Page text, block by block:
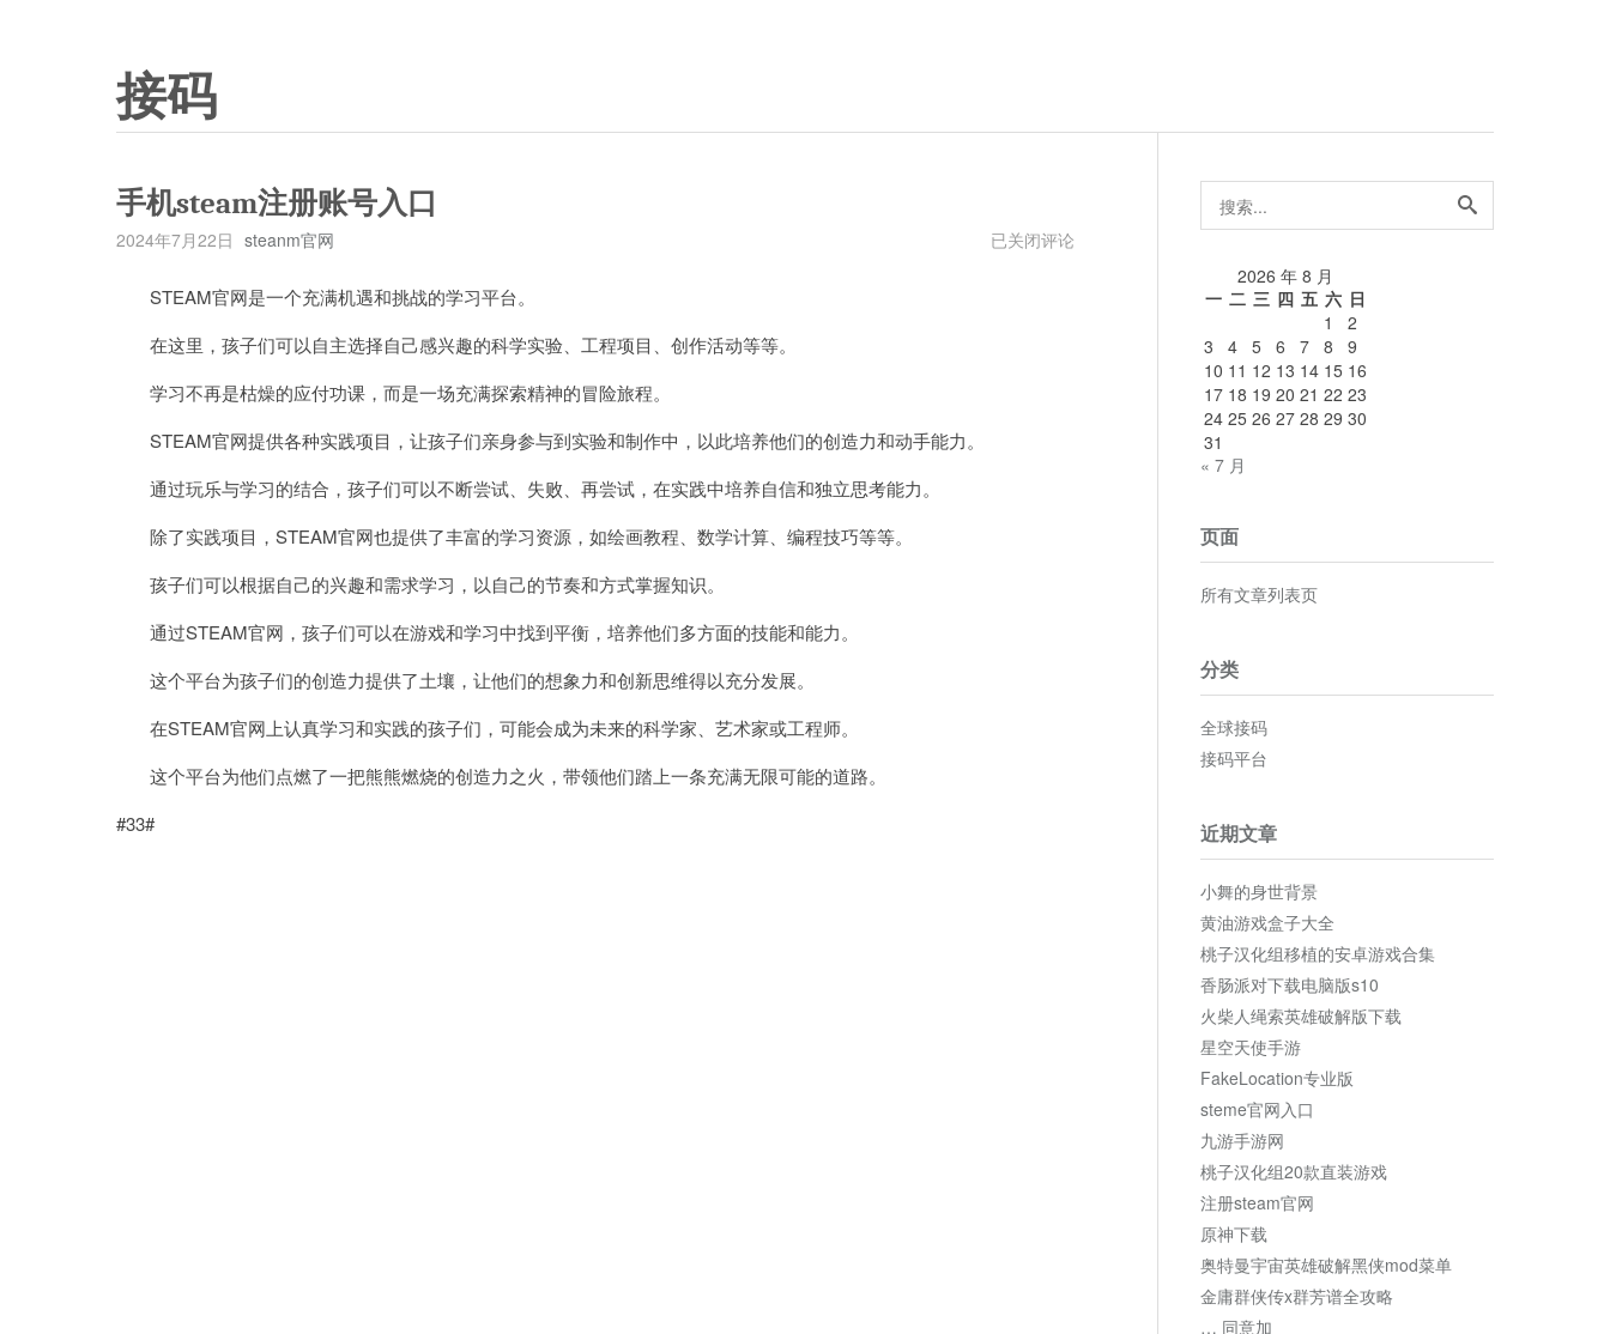
接码
手机steam注册账号入口
2024年7月22日 steanm官网
手
已关闭评论
STEAM官网是一个充满机遇和挑战的学习平台。
在这里，孩子们可以自主选择自己感兴趣的科学实验、工程项目、创作活动等等。
学习不再是枯燥的应付功课，而是一场充满探索精神的冒险旅程。
STEAM官网提供各种实践项目，让孩子们亲身参与到实验和制作中，以此培养他们的创造力和动手能力。
通过玩乐与学习的结合，孩子们可以不断尝试、失败、再尝试，在实践中培养自信和独立思考能力。
除了实践项目，STEAM官网也提供了丰富的学习资源，如绘画教程、数学计算、编程技巧等等。
孩子们可以根据自己的兴趣和需求学习，以自己的节奏和方式掌握知识。
通过STEAM官网，孩子们可以在游戏和学习中找到平衡，培养他们多方面的技能和能力。
这个平台为孩子们的创造力提供了土壤，让他们的想象力和创新思维得以充分发展。
在STEAM官网上认真学习和实践的孩子们，可能会成为未来的科学家、艺术家或工程师。
这个平台为他们点燃了一把熊熊燃烧的创造力之火，带领他们踏上一条充满无限可能的道路。
#33#
搜
索...
2026 年 8 月
一 二 三 四 五 六 日
1
2
3
4 5 6 7 8
9
10 11 12 13 14 15 16
17 18 19 20 21 22 23
24 25 26 27 28 29 30
31
« 7 月
页面
所有文章列表页
分类
全球接码
接码平台
近期文章
小舞的身世背景
黄油游戏盒子大全
桃子汉化组移植的安卓游戏合集
香肠派对下载电脑版s10
火柴人绳索英雄破解版下载
星空天使手游
FakeLocation专业版
steme官网入口
九游手游网
桃子汉化组20款直装游戏
注册steam官网
原神下载
奥特曼宇宙英雄破解黑侠mod菜单
金庸群侠传x群芳谱全攻略
… 同意加